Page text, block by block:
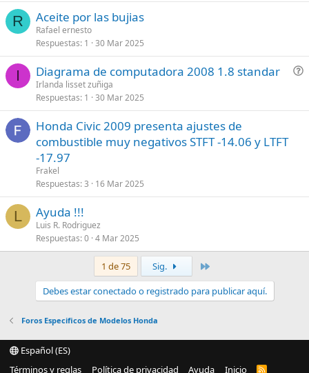
R Aceite por las bujias
Rafael ernesto
Respuestas 1 30 Mar 2025
I
P
g
Diagrama de computadora 2008 1.8 standar
Irlanda lisset zuñiga
Respuestas 1 30 Mar 2025
Honda Civic 2009 presenta ajustes de
combustible muy negativos STFT -14.06 y LTFT
-17.97
Frakel
Respuestas 3 16 Mar 2025
L Ayuda !!!
Luis R. Rodriguez
Respuestas 0 4 Mar 2025
1 de 75 Sig.
Debes estar conectado o registrado para publicar aquí.
Foros Especificos de Modelos Honda
Español (ES)
Términos y reglas
Política de privacidad Ayuda Inicio R